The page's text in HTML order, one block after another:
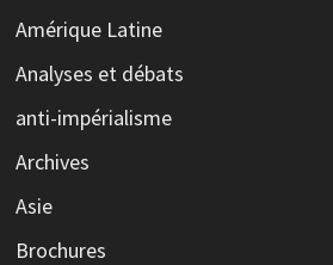
Amérique Latine
Analyses et débats
anti-impérialisme
Archives
Asie
Brochures